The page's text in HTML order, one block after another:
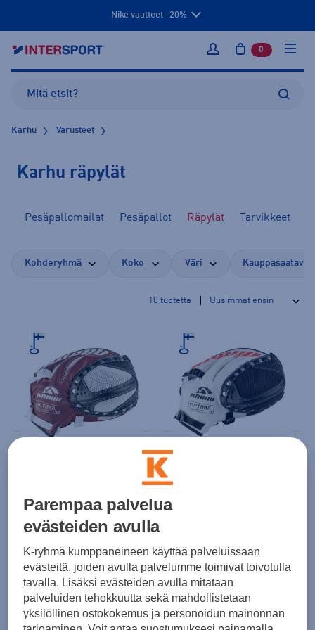
Nike vaatteet -20%
Kirjaudu sisään
0 tuotetta
Karhu Varusteet
Karhu räpylät
Pesäpallomailat Pesäpallot Räpylät Tarvikkeet
Kohderyhmä Koko Väri
10 tuotetta
229,00 €
Norm. hinta:
299€
30pv alin hinta: 229€
Karhu Optima - räpylä
229,00 €
Parempaa palvelua
evästeiden avulla
K-ryhmä kumppaneineen käyttää palveluissaan
evästeitä, joiden avulla palvelumme toimivat toivotulla
tavalla. Lisäksi evästeiden avulla mitataan
palveluiden tehokkuutta sekä mahdollistetaan
yksilöllinen ostokokemus ja personoidun mainonnan